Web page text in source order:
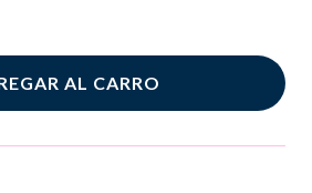
AL CARRO